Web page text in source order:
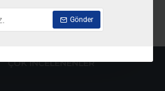
Gönder
Sepete Ekle
ÇOK İNCELENENLER